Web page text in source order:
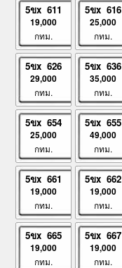
5ขx 611
19,000
กทม.
5ขx 616
25,000
กทม.
5ขx 626
29,000
กทม.
5ขx 636
35,000
กทม.
5ขx 654
25,000
กทม.
5ขx 655
49,000
กทม.
5ขx 661
19,000
กทม.
5ขx 662
19,000
กทม.
5ขx 665
19,000
กทม.
5ขx 667
19,000
กทม.